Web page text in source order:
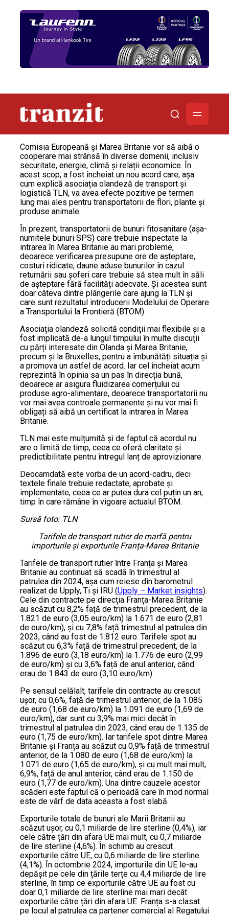
Comisia Europeană și Marea Britanie vor să aibă o
cooperare mai strânsă în diverse domenii, inclusiv
securitate, energie, climă și relații economice. În
acest scop, a fost încheiat un nou acord care, așa
cum explică asociația olandeză de transport și
logistică TLN, va avea efecte pozitive pe termen
lung mai ales pentru transportatorii de flori, plante și
produse animale.
În prezent, transportatorii de bunuri fitosanitare (așa-
numitele bunuri SPS) care trebuie inspectate la
intrarea în Marea Britanie au mari probleme,
deoarece verificarea presupune ore de așteptare,
costuri ridicate, daune aduse bunurilor în cazul
returnării sau șoferi care trebuie să stea mult în săli
de așteptare fără facilități adecvate. Și acestea sunt
doar câteva dintre plângerile care ajung la TLN și
care sunt rezultatul introducerii Modelului de Operare
a Transportului la Frontieră (BTOM).
Asociația olandeză solicită condiții mai flexibile și a
fost implicată de-a lungul timpului în multe discuții
cu părți interesate din Olanda și Marea Britanie,
precum și la Bruxelles, pentru a îmbunătăți situația și
a promova un astfel de acord. Iar cel încheiat acum
reprezintă în opinia sa un pas în direcția bună,
deoarece ar asigura fluidizarea comerțului cu
produse agro-alimentare, deoarece transportatorii nu
vor mai avea controale permanente și nu vor mai fi
obligați să aibă un certificat la intrarea în Marea
Britanie.
TLN mai este mulțumită și de faptul că acordul nu
are o limită de timp, ceea ce oferă claritate și
predictibilitate pentru întregul lanț de aprovizionare.
Deocamdată este vorba de un acord-cadru, deci
textele finale trebuie redactate, aprobate și
implementate, ceea ce ar putea dura cel puțin un an,
timp în care rămâne în vigoare actualul BTOM.
Sursă foto: TLN
Tarifele de transport rutier de marfă pentru
importurile și exporturile Franța-Marea Britanie
Tarifele de transport rutier între Franța și Marea
Britanie au continuat să scadă în trimestrul al
patrulea din 2024, așa cum reiese din barometrul
realizat de Upply, Ti și IRU (Upply – Market insights).
Cele din contracte pe direcția Franța-Marea Britanie
au scăzut cu 8,2% față de trimestrul precedent, de la
1.821 de euro (3,05 euro/km) la 1.671 de euro (2,81
de euro/km), și cu 7,8% față trimestrul al patrulea din
2023, când au fost de 1.812 euro. Tarifele spot au
scăzut cu 6,3% față de trimestrul precedent, de la
1.896 de euro (3,18 euro/km) la 1.776 de euro (2,99
de euro/km) și cu 3,6% față de anul anterior, când
erau de 1.843 de euro (3,10 euro/km).
Pe sensul celălalt, tarifele din contracte au crescut
ușor, cu 0,6%, față de trimestrul anterior, de la 1.085
de euro (1,68 de euro/km) la 1.091 de euro (1,69 de
euro/km), dar sunt cu 3,9% mai mici decât în
trimestrul al patrulea din 2023, când erau de 1.135 de
euro (1,75 de euro/km). Iar tarifele spot dintre Marea
Britanie și Franța au scăzut cu 0,9% față de trimestrul
anterior, de la 1.080 de euro (1,68 de euro/km) la
1.071 de euro (1,65 de euro/km), și cu mult mai mult,
6,9%, față de anul anterior, când erau de 1.150 de
euro (1,77 de euro/km). Una dintre cauzele acestor
scăderi este faptul că o perioadă care în mod normal
este de vârf de data aceasta a fost slabă.
Exporturile totale de bunuri ale Marii Britanii au
scăzut ușor, cu 0,1 miliarde de lire sterline (0,4%), iar
cele către țări din afara UE mai mult, cu 0,7 miliarde
de lire sterline (4,6%). În schimb au crescut
exporturile către UE, cu 0,6 miliarde de lire sterline
(4,1%). În octombrie 2024, importurile din UE le-au
depășit pe cele din țările terțe cu 4,4 miliarde de lire
sterline, în timp ce exporturile către UE au fost cu
doar 0,1 miliarde de lire sterline mai mari decât
exporturile către țări din afara UE. Franța s-a clasat
pe locul al patrulea ca partener comercial al Regatului